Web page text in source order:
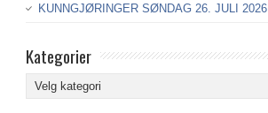
KUNNGJØRINGER SØNDAG 26. JULI 2026
Kategorier
Kategorier